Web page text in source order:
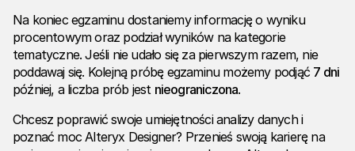
Na koniec egzaminu dostaniemy informację o wyniku
procentowym oraz podział wyników na kategorie
tematyczne. Jeśli nie udało się za pierwszym razem, nie
poddawaj się. Kolejną próbę egzaminu możemy podjąć 7 dni
później, a liczba prób jest nieograniczona.
Chcesz poprawić swoje umiejętności analizy danych i
poznać moc Alteryx Designer? Przenieś swoją karierę na